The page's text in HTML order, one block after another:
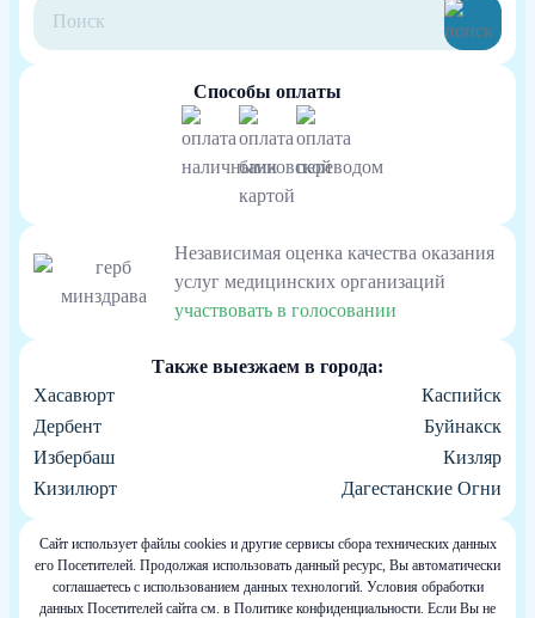
Способы оплаты
Независимая оценка качества оказания
услуг медицинских организаций
участвовать в голосовании
Также выезжаем в города:
Хасавюрт
Каспийск
Дербент
Буйнакск
Избербаш
Кизляр
Кизилюрт
Дагестанские Огни
Сайт использует файлы cookies и другие сервисы сбора технических данных
его Посетителей. Продолжая использовать данный ресурс, Вы автоматически
соглашаетесь с использованием данных технологий. Условия обработки
данных Посетителей сайта см. в Политике конфиденциальности. Если Вы не